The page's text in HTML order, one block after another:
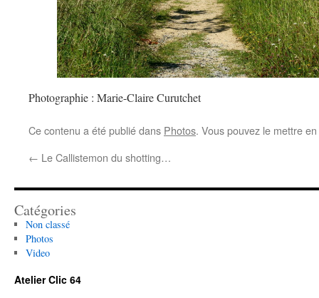
Photographie : Marie-Claire Curutchet
Ce contenu a été publié dans Photos. Vous pouvez le mettre
← Le Callistemon du shotting…
Catégories
Non classé
Photos
Video
Atelier Clic 64